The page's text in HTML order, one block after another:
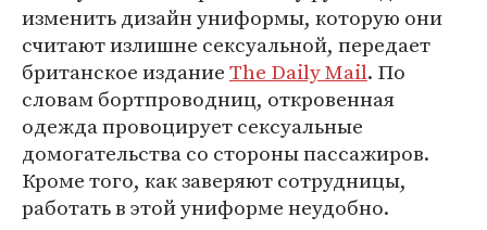
изменить дизайн униформы, которую они
считают излишне сексуальной, передает
британское изданиеThe Daily Mail. По
словам бортпроводниц, откровенная
одежда провоцирует сексуальные
домогательства со стороны пассажиров.
Кроме того, как заверяют сотрудницы,
работать в этой униформе неудобно.